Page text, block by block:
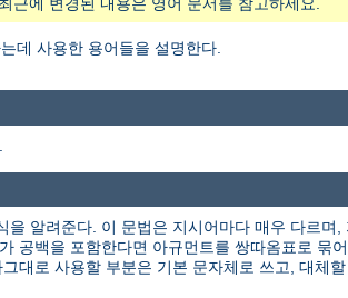
근에 변경된 내용은 영어 문서를 참고하세요.
데 사용한 용어들을 설명한다.
을 알려준다. 이 문법은 지시어마다 매우 다르
공백을 포함한다면 아규먼트를 쌍따옴표로
대로 사용할 부분은 기본 문자체로 쓰고, 대체